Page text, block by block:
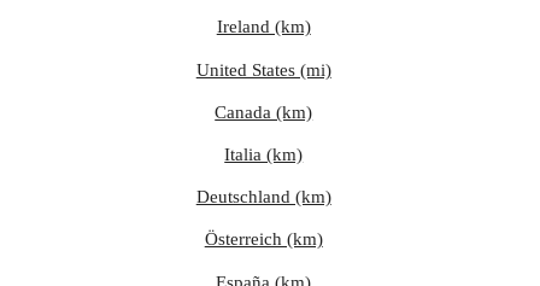
Ireland (km)
United States (mi)
Canada (km)
Italia (km)
Deutschland (km)
Österreich (km)
España (km)